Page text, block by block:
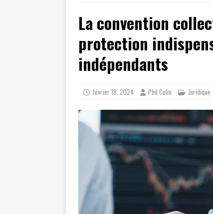
La convention
protection
indépendants
février 18, 2024 Phil Colin Juridique